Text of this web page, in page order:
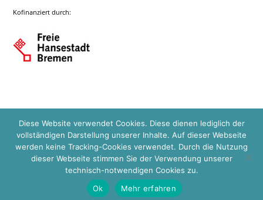
Kofinanziert durch:
Diese Website verwendet Cookies. Diese dienen lediglich der
vollständigen Darstellung unserer Inhalte. Auf dieser Webseite
werden keine Tracking-Cookies verwendet. Durch die Nutzung
dieser Webseite stimmen Sie der Verwendung unserer
technisch-notwendigen Cookies zu.
Ok
Mehr erfahren